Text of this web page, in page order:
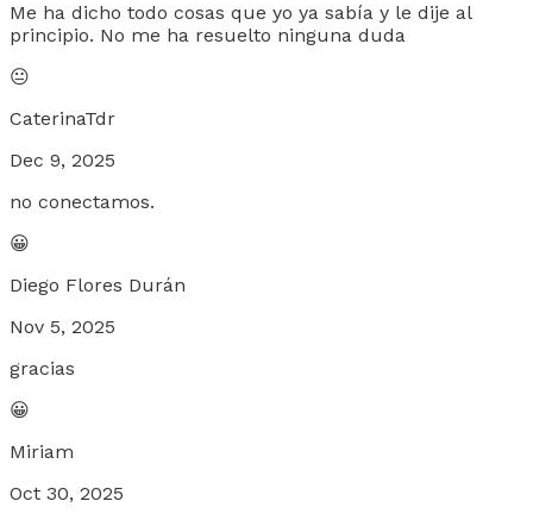
Me ha dicho todo cosas que yo ya sabía y le dije al
principio. No me ha resuelto ninguna duda
😐
CaterinaTdr
Dec 9, 2025
no conectamos.
😀
Diego Flores Durán
Nov 5, 2025
gracias
😀
Miriam
Oct 30, 2025